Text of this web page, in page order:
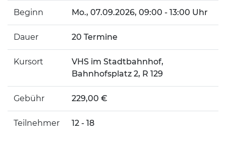
Beginn Mo., 07.09.2026, 09:00 - 13:00 Uhr
Dauer 20 Termine
Kursort
VHS im Stadtbahnhof,
Bahnhofsplatz 2, R 129
Gebühr 229,00 €
Teilnehmer 12 - 18